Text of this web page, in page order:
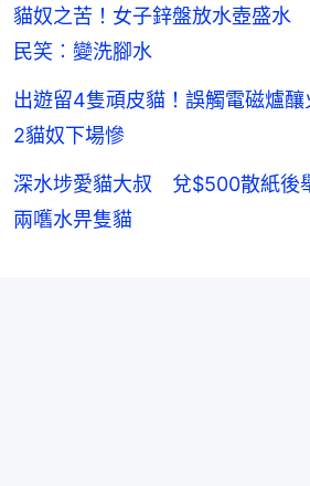
貓奴之苦！女子鋅盤放水壺盛
民笑︰變洗腳水
出遊留4隻頑皮貓！誤觸電磁爐
2貓奴下場慘
深水埗愛貓大叔 兌$500散紙後
兩嚿水畀隻貓